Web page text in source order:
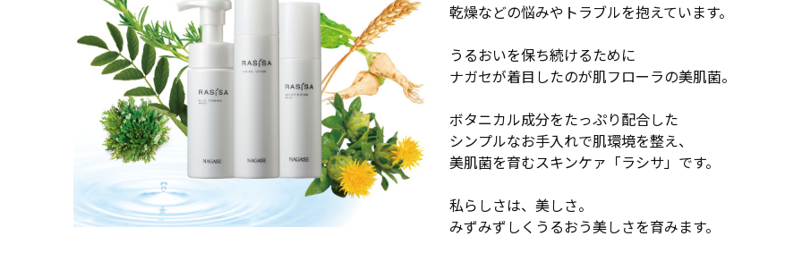
乾燥などの悩みやトラブルを抱えています。
うるおいを保ち続けるために
ナガセが着目したのが肌フローラの美肌菌。
ボタニカル成分をたっぷり配合した
シンプルなお手入れで肌環境を整え、
美肌菌を育むスキンケァ「ラシサ」です。
私らしさは、美しさ。
みずみずしくうるおう美しさを育みます。